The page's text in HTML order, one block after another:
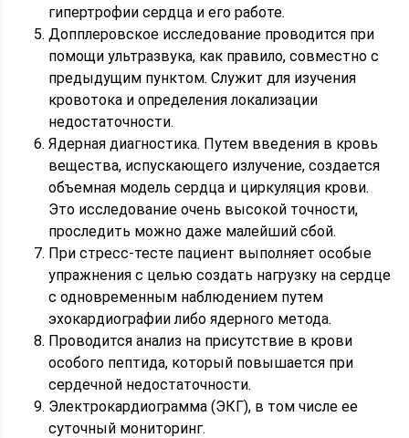
гипертрофии сердца и его работе.
Допплеровское исследование проводится при
помощи ультразвука, как правило, совместно с
предыдущим пунктом. Служит для изучения
кровотока и определения локализации
недостаточности.
Ядерная диагностика. Путем введения в кровь
вещества, испускающего излучение, создается
объемная модель сердца и циркуляция крови.
Это исследование очень высокой точности,
проследить можно даже малейший сбой.
При стресс-тесте пациент выполняет особые
упражнения с целью создать нагрузку на сердце
с одновременным наблюдением путем
эхокардиографии либо ядерного метода.
Проводится анализ на присутствие в крови
особого пептида, который повышается при
сердечной недостаточности.
Электрокардиограмма (ЭКГ), в том числе ее
суточный мониторинг.